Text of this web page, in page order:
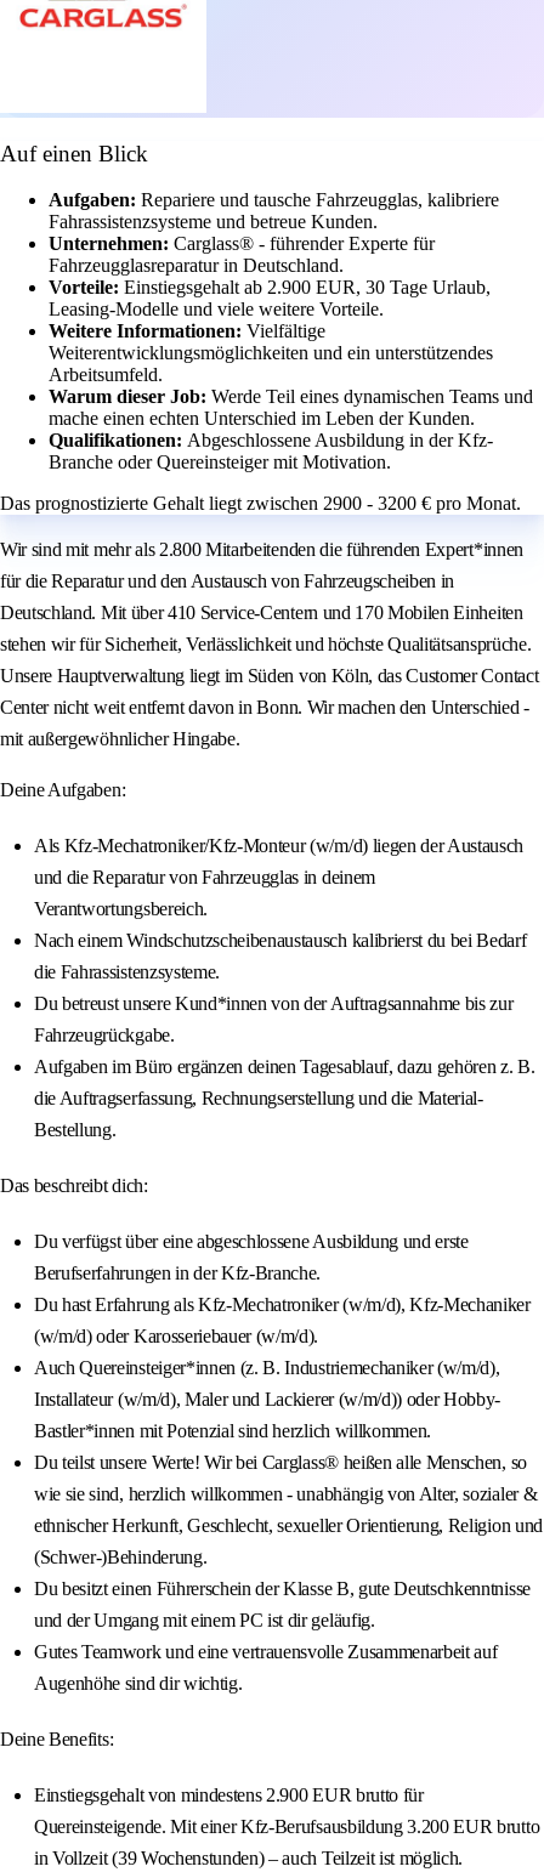
Auf einen Blick
Aufgaben: Repariere und tausche Fahrzeugglas, kalibriere
Fahrassistenzsysteme und betreue Kunden.
Unternehmen: Carglass® - führender Experte für
Fahrzeugglasreparatur in Deutschland.
Vorteile: Einstiegsgehalt ab 2.900 EUR, 30 Tage Urlaub,
Leasing-Modelle und viele weitere Vorteile.
Weitere Informationen: Vielfältige
Weiterentwicklungsmöglichkeiten und ein unterstützendes
Arbeitsumfeld.
Warum dieser Job: Werde Teil eines dynamischen Teams und
mache einen echten Unterschied im Leben der Kunden.
Qualifikationen: Abgeschlossene Ausbildung in der Kfz-
Branche oder Quereinsteiger mit Motivation.
Das prognostizierte Gehalt liegt zwischen 2900 - 3200 € pro Monat.
Wir sind mit mehr als 2.800 Mitarbeitenden die führenden Expert*innen
für die Reparatur und den Austausch von Fahrzeugscheiben in
Deutschland. Mit über 410 Service-Centern und 170 Mobilen Einheiten
stehen wir für Sicherheit, Verlässlichkeit und höchste Qualitätsansprüche.
Unsere Hauptverwaltung liegt im Süden von Köln, das Customer Contact
Center nicht weit entfernt davon in Bonn. Wir machen den Unterschied -
mit außergewöhnlicher Hingabe.
Deine Aufgaben:
Als Kfz-Mechatroniker/Kfz-Monteur (w/m/d) liegen der Austausch
und die Reparatur von Fahrzeugglas in deinem
Verantwortungsbereich.
Nach einem Windschutzscheibenaustausch kalibrierst du bei Bedarf
die Fahrassistenzsysteme.
Du betreust unsere Kund*innen von der Auftragsannahme bis zur
Fahrzeugrückgabe.
Aufgaben im Büro ergänzen deinen Tagesablauf, dazu gehören z. B.
die Auftragserfassung, Rechnungserstellung und die Material-
Bestellung.
Das beschreibt dich:
Du verfügst über eine abgeschlossene Ausbildung und erste
Berufserfahrungen in der Kfz-Branche.
Du hast Erfahrung als Kfz-Mechatroniker (w/m/d), Kfz-Mechaniker
(w/m/d) oder Karosseriebauer (w/m/d).
Auch Quereinsteiger*innen (z. B. Industriemechaniker (w/m/d),
Installateur (w/m/d), Maler und Lackierer (w/m/d)) oder Hobby-
Bastler*innen mit Potenzial sind herzlich willkommen.
Du teilst unsere Werte! Wir bei Carglass® heißen alle Menschen, so
wie sie sind, herzlich willkommen - unabhängig von Alter, sozialer &
ethnischer Herkunft, Geschlecht, sexueller Orientierung, Religion und
(Schwer-)Behinderung.
Du besitzt einen Führerschein der Klasse B, gute Deutschkenntnisse
und der Umgang mit einem PC ist dir geläufig.
Gutes Teamwork und eine vertrauensvolle Zusammenarbeit auf
Augenhöhe sind dir wichtig.
Deine Benefits:
Einstiegsgehalt von mindestens 2.900 EUR brutto für
Quereinsteigende. Mit einer Kfz-Berufsausbildung 3.200 EUR brutto
in Vollzeit (39 Wochenstunden) – auch Teilzeit ist möglich.